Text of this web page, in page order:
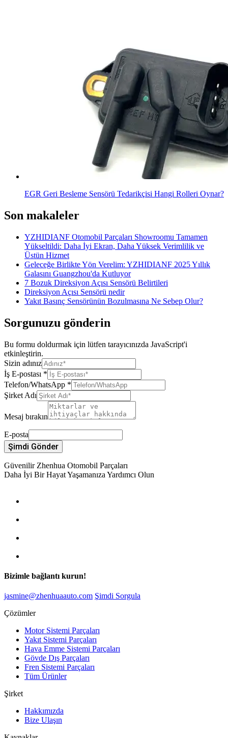
EGR Geri Besleme Sensörü Tedarikçisi Hangi Rolleri Oynar?
Son makaleler
YZHIDIANF Otomobil Parçaları Showroomu Tamamen
Yükseltildi: Daha İyi Ekran, Daha Yüksek Verimlilik ve
Üstün Hizmet
Geleceğe Birlikte Yön Verelim: YZHIDIANF 2025 Yıllık
Galasını Guangzhou'da Kutluyor
7 Bozuk Direksiyon Açısı Sensörü Belirtileri
Direksiyon Açısı Sensörü nedir
Yakıt Basınç Sensörünün Bozulmasına Ne Sebep Olur?
Sorgunuzu gönderin
Bu formu doldurmak için lütfen tarayıcınızda JavaScript'i
etkinleştirin.
Sizin adınız
İş E-postası *
Telefon/WhatsApp *
Şirket Adı
Mesaj bırakın
E-posta
Şimdi Gönder
Güvenilir Zhenhua Otomobil Parçaları
Daha İyi Bir Hayat Yaşamanıza Yardımcı Olun
Bizimle bağlantı kurun!
jasmine@zhenhuaauto.com Şimdi Sorgula
Çözümler
Motor Sistemi Parçaları
Yakıt Sistemi Parçaları
Hava Emme Sistemi Parçaları
Gövde Dış Parçaları
Fren Sistemi Parçaları
Tüm Ürünler
Şirket
Hakkımızda
Bize Ulaşın